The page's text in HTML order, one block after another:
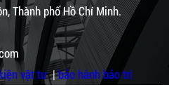
Thành phố Hồ Chí Minh.
vật tư|bảo hành bảo trì